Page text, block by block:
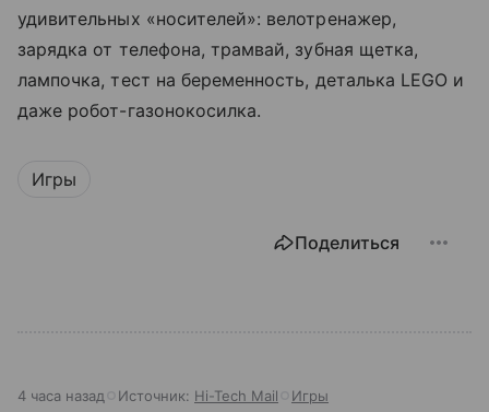
удивительных «носителей»: велотренажер,
зарядка от телефона, трамвай, зубная щетка,
лампочка, тест на беременность, деталька LEGO и
даже робот-газонокосилка.
Игры
Поделиться
4 часа назад Источник: Hi-Tech Mail Игры